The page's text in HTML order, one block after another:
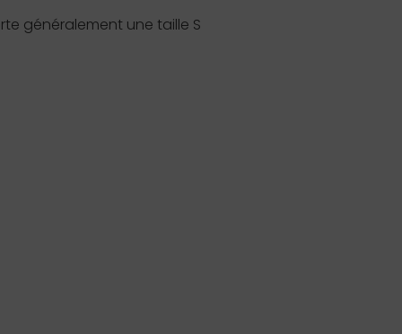
généralement une taille S